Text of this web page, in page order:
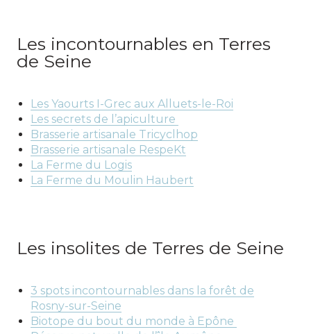
Les incontournables en Terres
de Seine
Les Yaourts I-Grec aux Alluets-le-Roi
Les secrets de l’apiculture
Brasserie artisanale Tricyclhop
Brasserie artisanale RespeKt
La Ferme du Logis
La Ferme du Moulin Haubert
Les insolites de Terres de Seine
3 spots incontournables dans la forêt de
Rosny-sur-Seine
Biotope du bout du monde à Epône